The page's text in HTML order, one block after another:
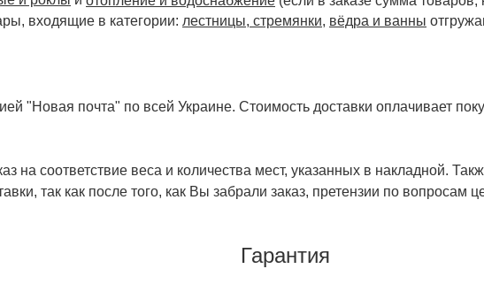
входящие в категории: лестницы, стремянки, вёдра и ванны
"Новая почта" по всей Украине. Стоимость доставки оплачивает
на соответствие веса и количества мест, указанных в накладной.
так как после того, как Вы забрали заказ, претензии по вопросам
Гарантия